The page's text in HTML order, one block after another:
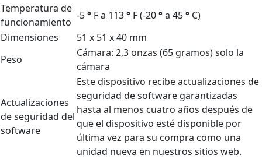
Temperatura de
funcionamiento
-5° F a 113° F (-20°a 45° C)
Dimensiones
51 x 51 x 40 mm
Peso
Cámara: 2,3 onzas (65 gramos) solo la
cámara
Actualizaciones
de seguridad del
software
Este dispositivo recibe actualizaciones de
seguridad de software garantizadas
hasta al menos cuatro años después de
que el dispositivo esté disponible por
última vez para su compra como una
unidad nueva en nuestros sitios web.